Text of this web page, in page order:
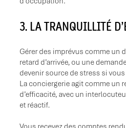
​3. LA TRANQUILLITÉ
Gérer des imprévus comme un
retard d’arrivée, ou une
devenir source de stress si
La conciergerie agit comme un
d’efficacité, avec un
et réactif.